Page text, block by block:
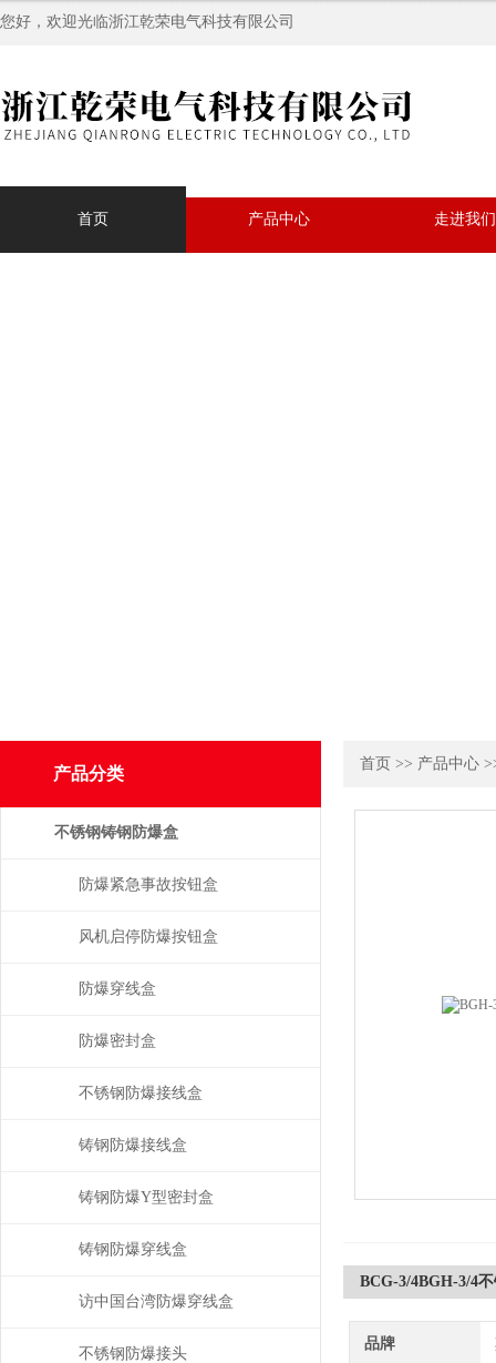
您好，欢迎光临浙江乾荣电气科技有限公司
首页 产品中心 走进我们
首页 >> 产品中心
BCG-3/4BGH-3/4
品牌
产品分类
不锈钢铸钢防爆盒
防爆紧急事故按钮盒
风机启停防爆按钮盒
防爆穿线盒
防爆密封盒
不锈钢防爆接线盒
铸钢防爆接线盒
铸钢防爆Y型密封盒
铸钢防爆穿线盒
访中国台湾防爆穿线盒
不锈钢防爆接头